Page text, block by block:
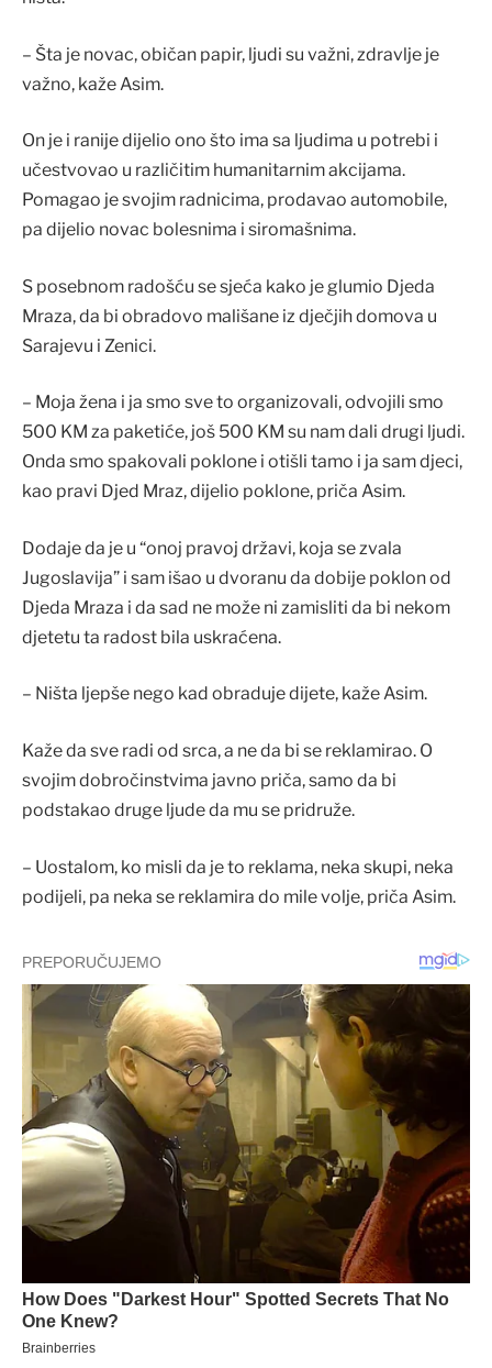
– Šta je novac, običan papir, ljudi su važni, zdravlje je
važno, kaže Asim.
On je i ranije dijelio ono što ima sa ljudima u potrebi i
učestvovao u različitim humanitarnim akcijama.
Pomagao je svojim radnicima, prodavao automobile,
pa dijelio novac bolesnima i siromašnima.
S posebnom radošću se sjeća kako je glumio Djeda
Mraza, da bi obradovo mališane iz dječjih domova u
Sarajevu i Zenici.
– Moja žena i ja smo sve to organizovali, odvojili smo
500 KM za paketiće, još 500 KM su nam dali drugi ljudi.
Onda smo spakovali poklone i otišli tamo i ja sam djeci,
kao pravi Djed Mraz, dijelio poklone, priča Asim.
Dodaje da je u “onoj pravoj državi, koja se zvala
Jugoslavija” i sam išao u dvoranu da dobije poklon od
Djeda Mraza i da sad ne može ni zamisliti da bi nekom
djetetu ta radost bila uskraćena.
– Ništa ljepše nego kad obraduje dijete, kaže Asim.
Kaže da sve radi od srca, a ne da bi se reklamirao. O
svojim dobročinstvima javno priča, samo da bi
podstakao druge ljude da mu se pridruže.
– Uostalom, ko misli da je to reklama, neka skupi, neka
podijeli, pa neka se reklamira do mile volje, priča Asim.